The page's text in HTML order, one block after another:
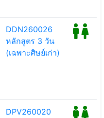
DDN260026
หลักสูตร 3 วัน
(เฉพาะศิษย์เก่า)
DPV260020